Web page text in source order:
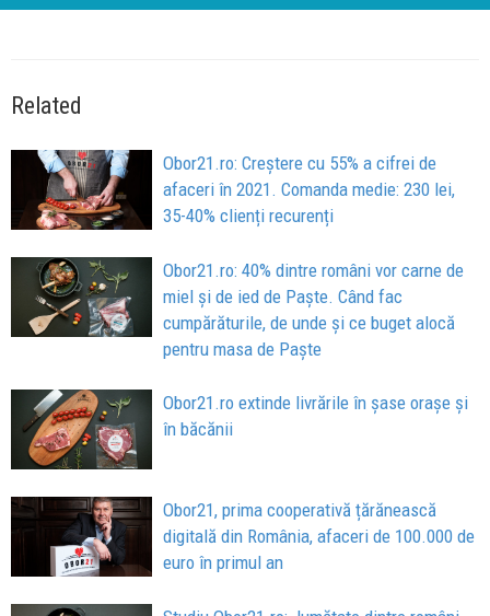
Related
Obor21.ro: Creștere cu 55% a cifrei de
afaceri în 2021. Comanda medie: 230 lei,
35-40% clienți recurenți
Obor21.ro: 40% dintre români vor carne de
miel și de ied de Paște. Când fac
cumpărăturile, de unde și ce buget alocă
pentru masa de Paște
Obor21.ro extinde livrările în șase orașe și
în băcănii
Obor21, prima cooperativă țărănească
digitală din România, afaceri de 100.000 de
euro în primul an